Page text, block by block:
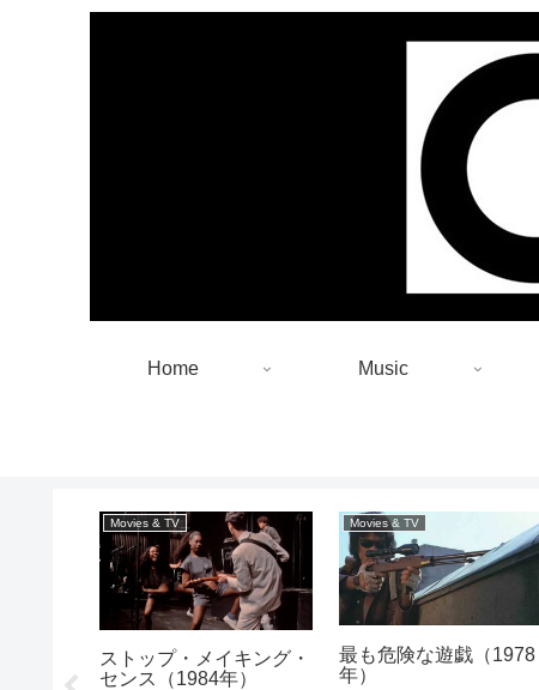
Home Music
Movies & TV
ストップ・メイキング・
センス（1984年）
Movies & TV
最も危険な遊戯（1978
年）